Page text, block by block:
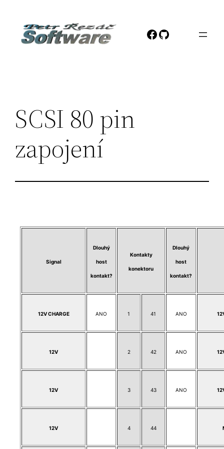
obsah
Facebook
GitHub
SCSI 80 pin
zapojení
Signal
Dlouhý
host
kontakt?
Kontakty
konektoru
Dlouhý
host
kontakt?
12V CHARGE ANO 1 41 ANO
12V 2 42 ANO
12V 3 43 ANO
12V 4 44